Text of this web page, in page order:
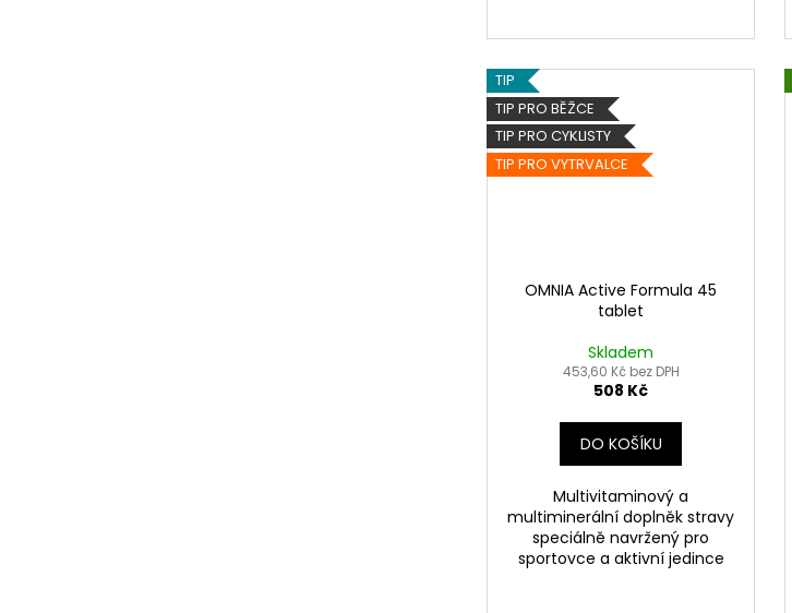
TIP
TIP PRO BĚŽCE
TIP PRO CYKLISTY
TIP PRO VYTRVALCE
OMNIA Active Formula 45
tablet
Skladem
453,60 Kč bez DPH
508 Kč
DO KOŠÍKU
Multivitaminový a
multiminerální doplněk stravy
speciálně navržený pro
sportovce a aktivní jedince